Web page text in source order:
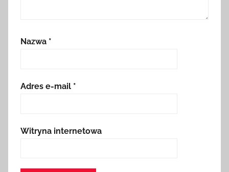
Nazwa *
Adres e-mail *
Witryna internetowa